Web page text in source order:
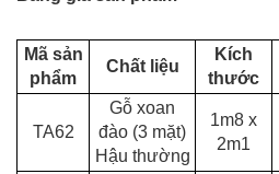
Mã sản
phẩm
Chất liệu
Kích
thước
TA62
Gỗ xoan
đào (3 mặt)
Hậu thường
1m8 x
2m1